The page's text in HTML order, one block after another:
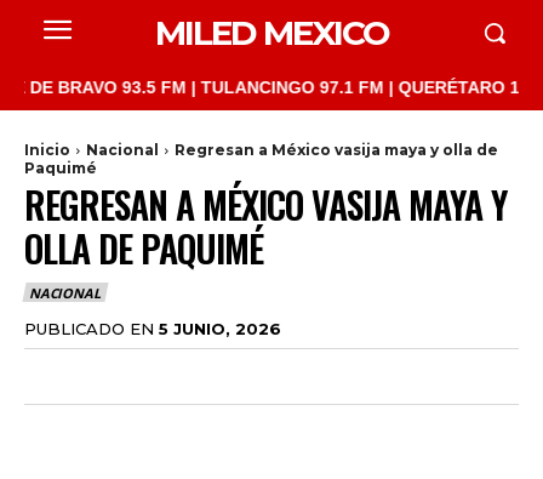
MILED MEXICO
93.5 FM | TULANCINGO 97.1 FM | QUERÉTARO 103.1
Inicio Nacional
Regresan a México vasija maya y olla de
Paquimé
REGRESAN A MÉXICO VASIJA MAYA Y
OLLA DE PAQUIMÉ
NACIONAL
PUBLICADO EN 5 JUNIO, 2026